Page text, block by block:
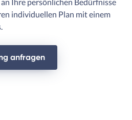
individuellen Plan mit einem
anfragen